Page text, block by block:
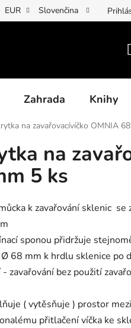
osobních údajů
EUR Slovenčina
Zahrada Knihy
na zavařovacívíčko OMNIA
na
5 ks
k zavařování sklenic se
sponou přidržuje
68 mm k hrdlu sklenice po
zavařování bez použití
( vytěsňuje ) prostor
přitlačení víčka ke